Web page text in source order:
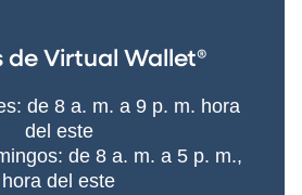
de Virtual Wallet®
de 8 a. m. a 9 p. m. hora
del este
de 8 a. m. a 5 p. m.,
hora del este